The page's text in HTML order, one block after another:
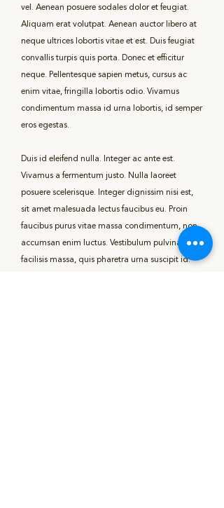
vel. Aenean posuere sodales dolor et feugiat.
Aliquam erat volutpat. Aenean auctor libero at
neque ultrices lobortis vitae et est. Duis feugiat
convallis turpis quis porta. Donec et efficitur
neque. Pellentesque sapien metus, cursus ac
enim vitae, fringilla lobortis odio. Vivamus
condimentum massa id urna lobortis, id semper
eros egestas.
Duis id eleifend nulla. Integer ac ante est.
Vivamus a fermentum justo. Nulla laoreet
posuere scelerisque. Integer dignissim nisi est,
sit amet malesuada lectus faucibus eu. Proin
faucibus purus vitae massa condimentum, non
accumsan enim luctus. Vestibulum pulvinar
facilisis massa, quis pharetra urna suscipit id.